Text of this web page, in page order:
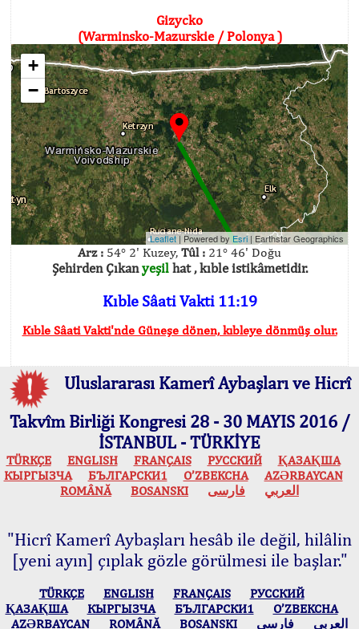
Gizycko
(Warminsko-Mazurskie / Polonya )
+
−
Leaflet| Powered byEsri| Earthstar Geographics
Arz : 54° 2' Kuzey, Tûl : 21° 46' Doğu
Şehirden Çıkanyeşilhat , kıble istikâmetidir.
Kıble Sâati Vakti 11:19
Kıble Sâati Vakti'nde Güneşe dönen, kıbleye dönmüş olur.
Uluslararası Kamerî Aybaşları ve Hicrî
Takvîm Birliği Kongresi 28 - 30 MAYIS 2016 /
İSTANBUL - TÜRKİYE
TÜRKÇE ENGLISH FRANÇAIS РУССКИЙ
ҚАЗАҚША
КЫPГЫЗЧA
БЪЛГАРСКИ1 O’ZBEKCHA
AZӘRBAYCAN
ROMÂNĂ
BOSANSKI العربي فارسی
"Hicrî Kamerî Aybaşları hesâb ile değil, hilâlin
[yeni ayın] çıplak gözle görülmesi ile başlar."
TÜRKÇE ENGLISH FRANÇAIS
РУССКИЙ
ҚАЗАҚША
КЫPГЫЗЧA БЪЛГАРСКИ1
O’ZBEKCHA
AZӘRBAYCAN
ROMÂNĂ BOSANSKI العربي فارسی